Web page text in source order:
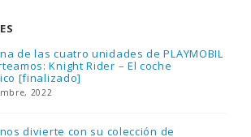
de las cuatro unidades de PLAYMOBIL
Knight Rider – El coche
[finalizado]
2022
divierte con su colección de